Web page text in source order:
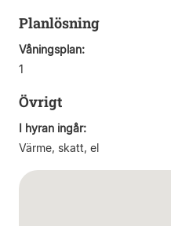
Planlösning
Våningsplan:
1
Övrigt
I hyran ingår:
Värme, skatt, el